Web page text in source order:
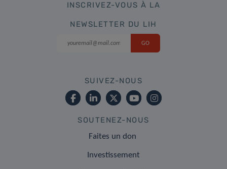
INSCRIVEZ-VOUS À LA
NEWSLETTER DU LIH
SUIVEZ-NOUS
SOUTENEZ-NOUS
Faites un don
Investissement